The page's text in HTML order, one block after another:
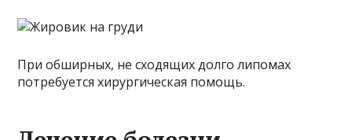
При обширных, не сходящих долго липомах
потребуется хирургическая помощь.